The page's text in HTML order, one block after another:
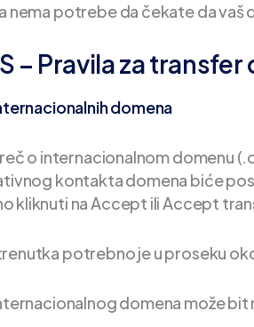
nema potrebe da čekate da
– Pravila za
domena
o internacionalnom domenu
kontakta domena biće
kliknuti na Accept ili Accept
potrebno je u proseku
domena može bit